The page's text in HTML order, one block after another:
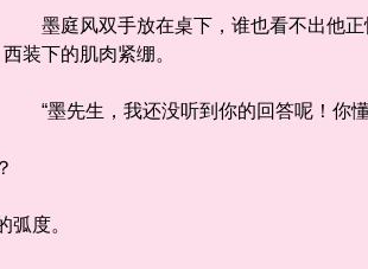
墨庭风双手放在桌下，谁也看不出他正
西装下的肌肉紧绷。
“墨先生，我还没听到你的回答呢！你懂
度。